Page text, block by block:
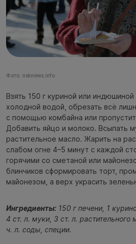
Фото: nsknews.info
Взять 150 г куриной или
холодной водой, обрезать всё
с помощью комбайна или
Добавить яйцо и молоко. Всыпать
растительное масло. Жарить на
слабом огне 4–5 минут с каждой
горячими со сметаной или
блинчиков сформировать торт,
майонезом, а верх украсить
Ингредиенты: 150 г печени, 1
4 ст. л. муки, 3 ст. л. растительного
ч. л. соды, специи.